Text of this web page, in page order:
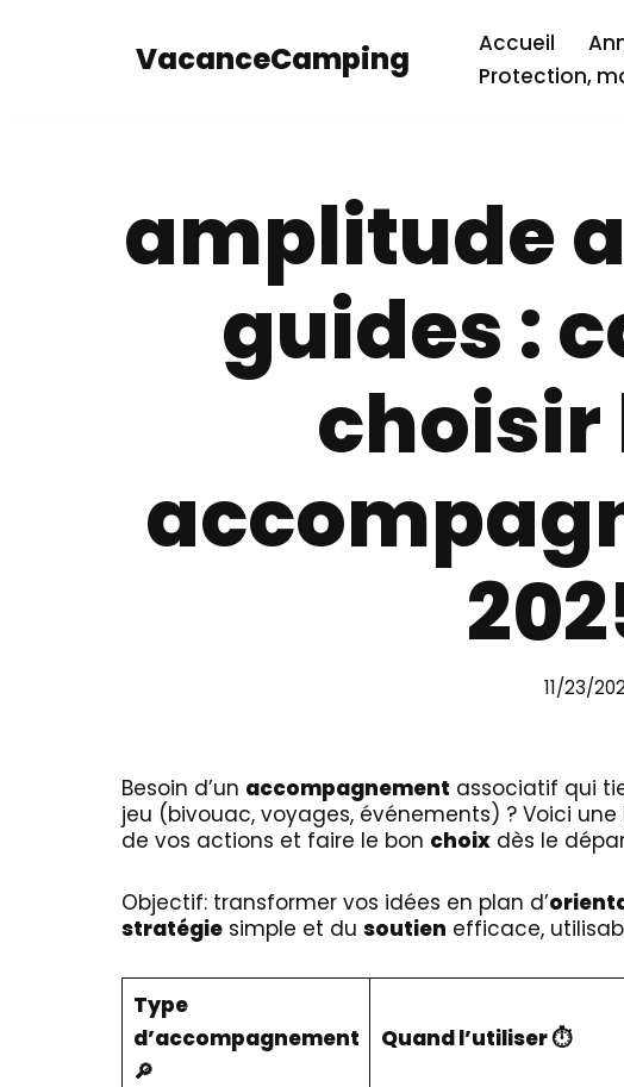
VacanceCamping Accueil
Protection,
amplitude
guides :
choisir
11/23/
Besoin d’un accompagnement associatif qui
jeu (bivouac, voyages, événements) ? Voici une
de vos actions et faire le bon choix dès le
Objectif: transformer vos idées en plan d’
stratégie simple et du soutien efficace,
Type
d’accompagnement
🔎
Quand l’utiliser ⏱️